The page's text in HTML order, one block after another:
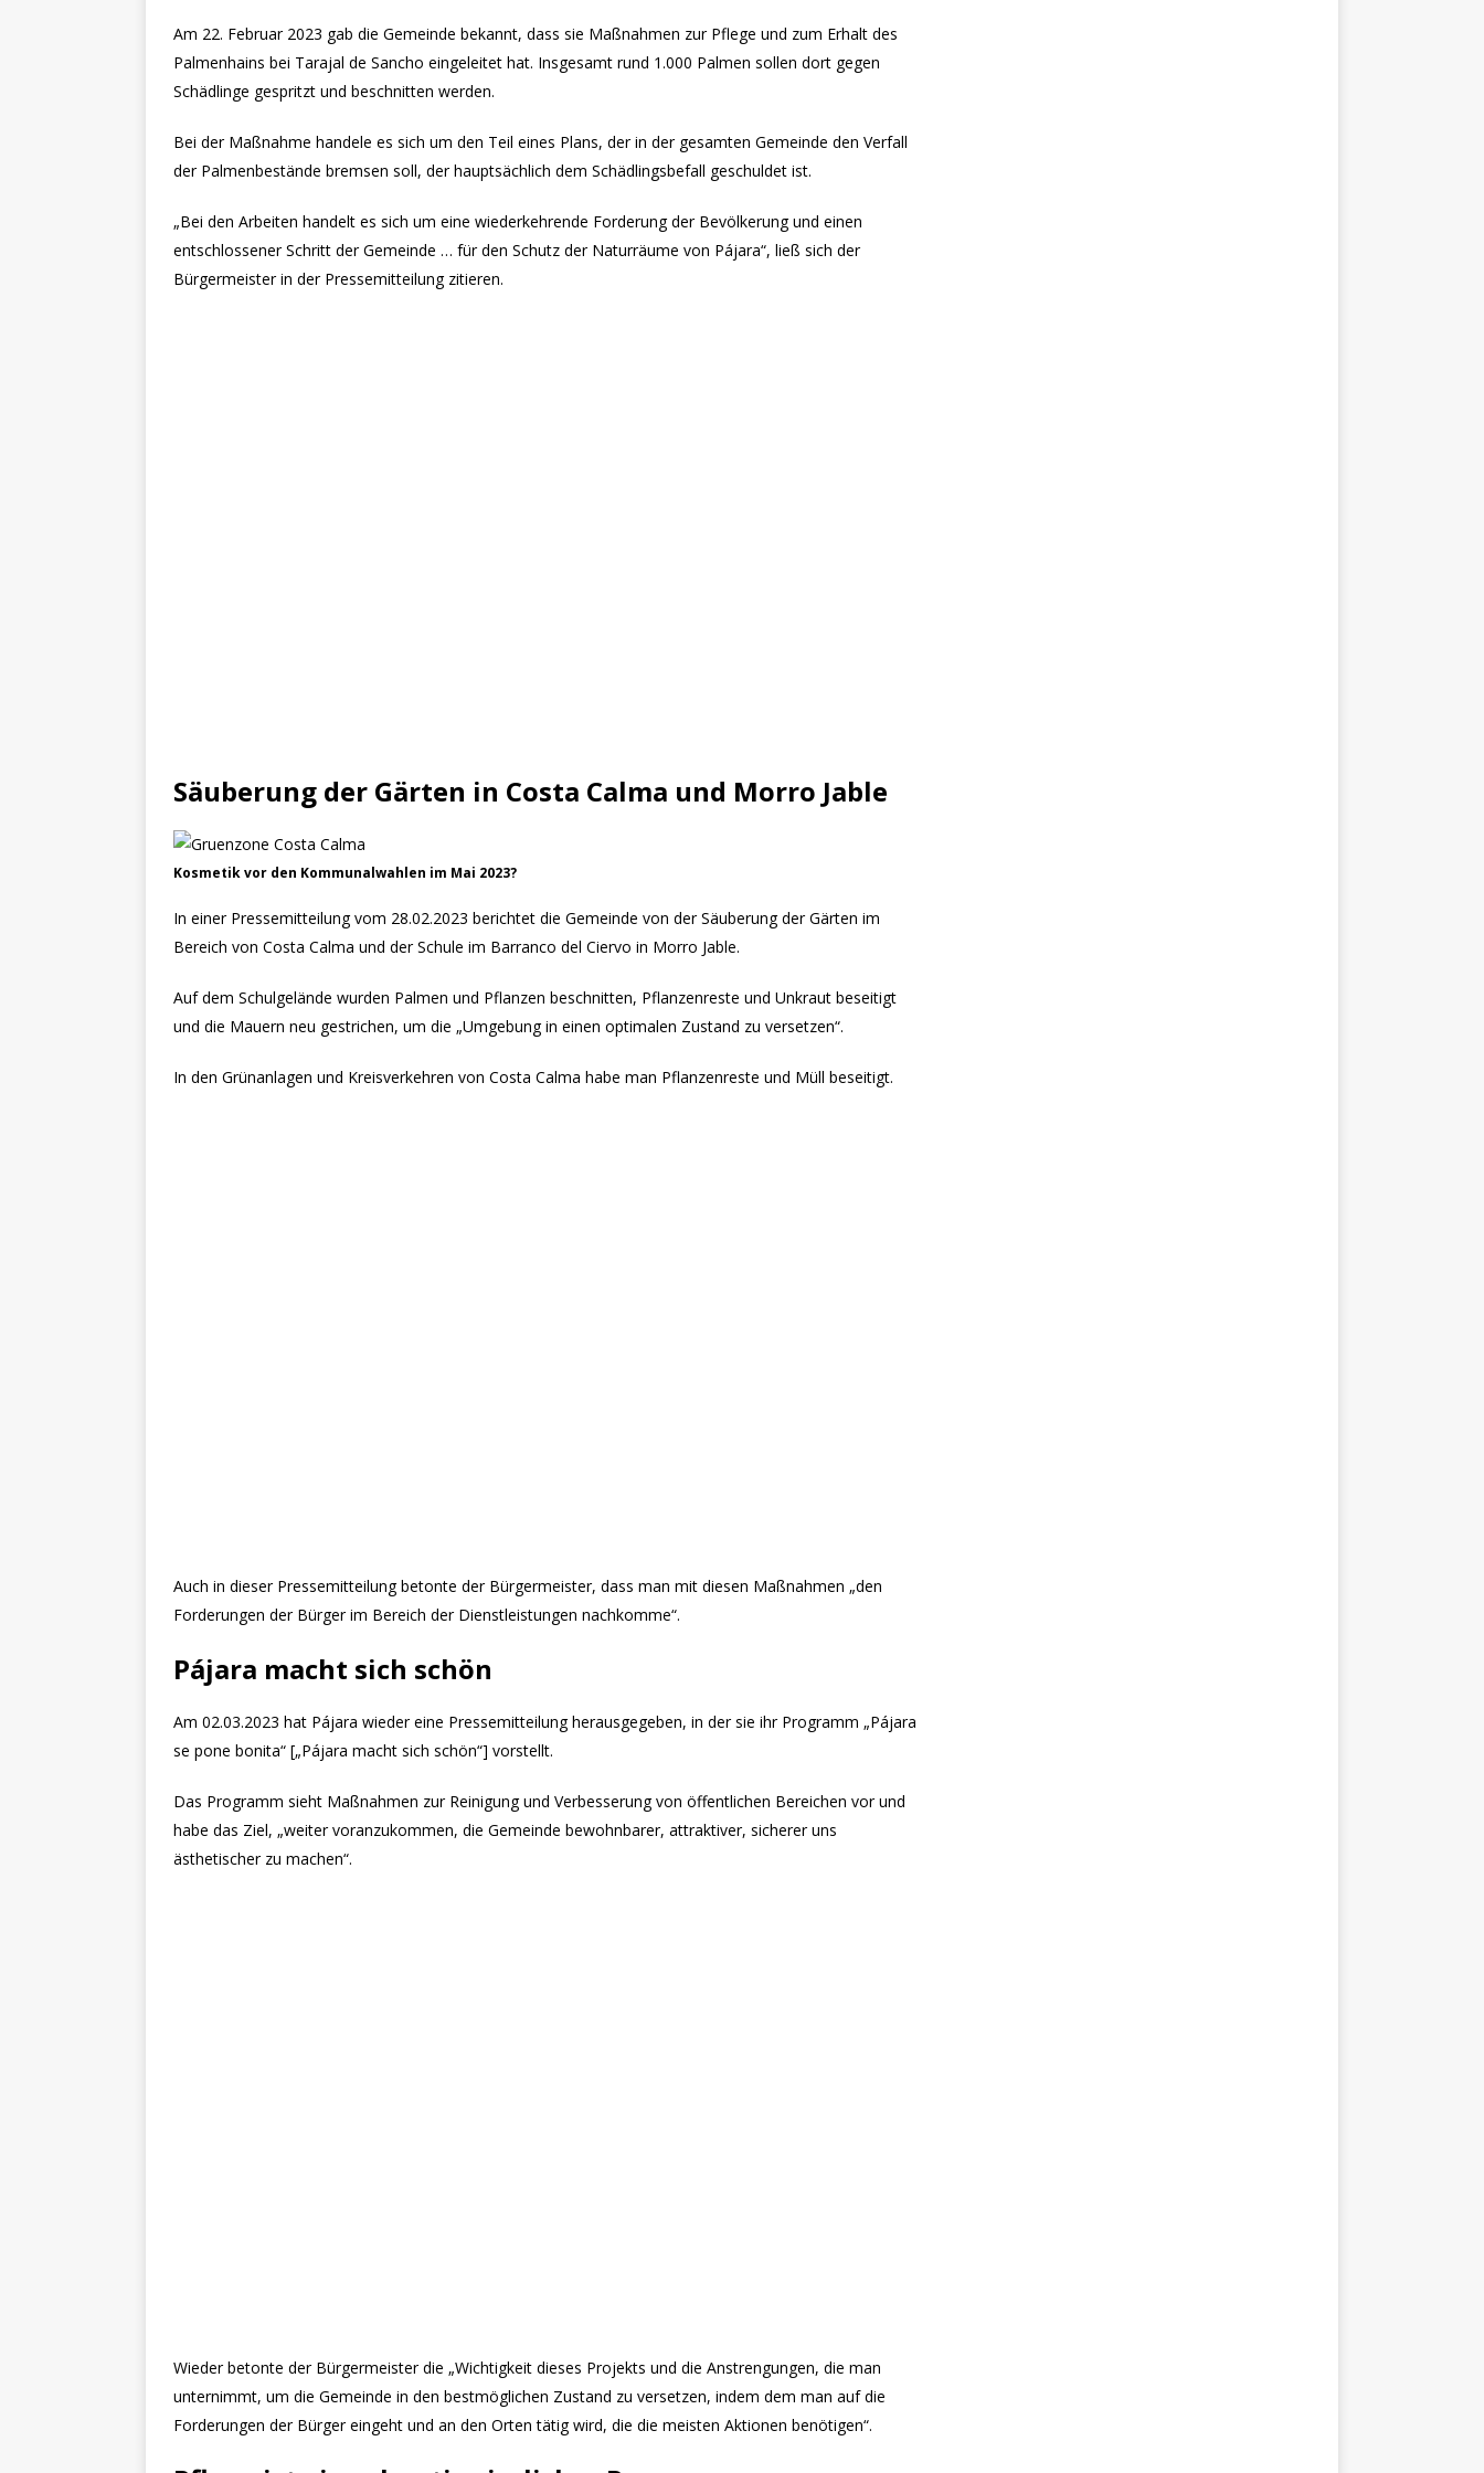
Am 22. Februar 2023 gab die Gemeinde bekannt, dass sie Maßnahmen zur Pflege und zum Erhalt des
Palmenhains bei Tarajal de Sancho eingeleitet hat. Insgesamt rund 1.000 Palmen sollen dort gegen
Schädlinge gespritzt und beschnitten werden.
Bei der Maßnahme handele es sich um den Teil eines Plans, der in der gesamten Gemeinde den Verfall
der Palmenbestände bremsen soll, der hauptsächlich dem Schädlingsbefall geschuldet ist.
„Bei den Arbeiten handelt es sich um eine wiederkehrende Forderung der Bevölkerung und einen
entschlossener Schritt der Gemeinde … für den Schutz der Naturräume von Pájara“, ließ sich der
Bürgermeister in der Pressemitteilung zitieren.
Säuberung der Gärten in Costa Calma und Morro Jable
Kosmetik vor den Kommunalwahlen im Mai 2023?
In einer Pressemitteilung vom 28.02.2023 berichtet die Gemeinde von der Säuberung der Gärten im
Bereich von Costa Calma und der Schule im Barranco del Ciervo in Morro Jable.
Auf dem Schulgelände wurden Palmen und Pflanzen beschnitten, Pflanzenreste und Unkraut beseitigt
und die Mauern neu gestrichen, um die „Umgebung in einen optimalen Zustand zu versetzen“.
In den Grünanlagen und Kreisverkehren von Costa Calma habe man Pflanzenreste und Müll beseitigt.
Auch in dieser Pressemitteilung betonte der Bürgermeister, dass man mit diesen Maßnahmen „den
Forderungen der Bürger im Bereich der Dienstleistungen nachkomme“.
Pájara macht sich schön
Am 02.03.2023 hat Pájara wieder eine Pressemitteilung herausgegeben, in der sie ihr Programm „Pájara
se pone bonita“ [„Pájara macht sich schön“] vorstellt.
Das Programm sieht Maßnahmen zur Reinigung und Verbesserung von öffentlichen Bereichen vor und
habe das Ziel, „weiter voranzukommen, die Gemeinde bewohnbarer, attraktiver, sicherer uns
ästhetischer zu machen“.
Wieder betonte der Bürgermeister die „Wichtigkeit dieses Projekts und die Anstrengungen, die man
unternimmt, um die Gemeinde in den bestmöglichen Zustand zu versetzen, indem dem man auf die
Forderungen der Bürger eingeht und an den Orten tätig wird, die die meisten Aktionen benötigen“.